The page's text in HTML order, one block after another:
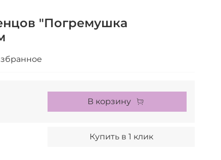
"Погремушка
В корзину
Купить в 1 клик